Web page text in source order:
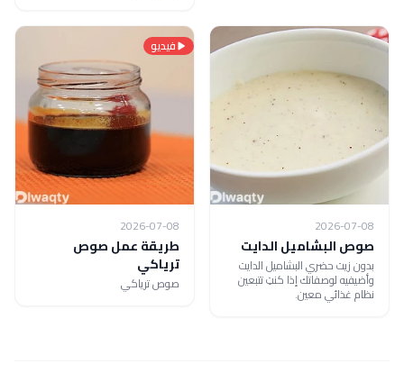
2026-07-08
صوص البشاميل الدايت
بدون زيت حضري البشاميل الدايت
وأضيفيه لوصفاتك إذا كنتِ تتبعين
نظام غذائي معين.
فيديو
2026-07-08
طريقة عمل صوص
ترياكي
صوص ترياكي